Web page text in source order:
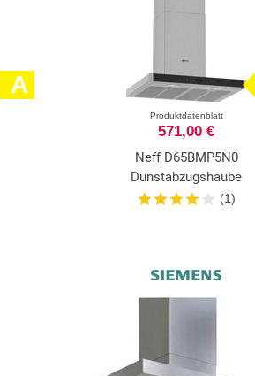
A
Produktdatenblatt
571,00 €
Neff D65BMP5N0
Dunstabzugshaube
(1)